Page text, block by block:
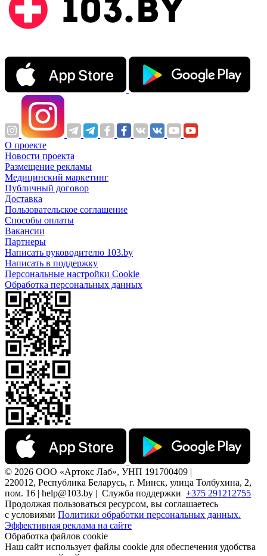
О проекте
Новости проекта
Размещение рекламы
Медицинский маркетинг
Публичный договор
Доставка
Пользовательское соглашение
Способы оплаты
Вакансии
Партнеры
Написать руководителю 103.by
Написать в поддержку
Персональные настройки Cookie
Обработка персональных данных
© 2026 ООО «Артокс Лаб», УНП 191700409 |
220012, Республика Беларусь, г. Минск, улица Толбухина, 2,
пом. 16 | help@103.by | Служба поддержки +375 291212755
Продолжая пользоваться ресурсом, вы соглашаетесь
с условиями Политики обработки персональных данных.
Эффективная реклама на сайте
Обработка файлов cookie
Наш сайт использует файлы cookie для обеспечения удобства